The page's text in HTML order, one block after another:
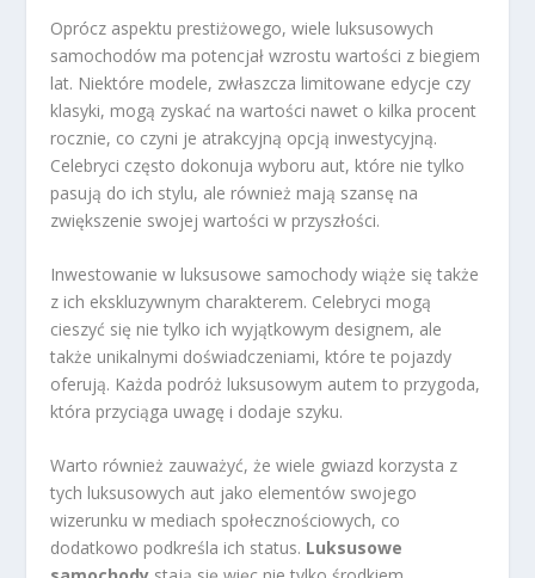
Oprócz aspektu prestiżowego, wiele luksusowych
samochodów ma potencjał wzrostu wartości z biegiem
lat. Niektóre modele, zwłaszcza limitowane edycje czy
klasyki, mogą zyskać na wartości nawet o kilka procent
rocznie, co czyni je atrakcyjną opcją inwestycyjną.
Celebryci często dokonuja wyboru aut, które nie tylko
pasują do ich stylu, ale również mają szansę na
zwiększenie swojej wartości w przyszłości.
Inwestowanie w luksusowe samochody wiąże się także
z ich ekskluzywnym charakterem. Celebryci mogą
cieszyć się nie tylko ich wyjątkowym designem, ale
także unikalnymi doświadczeniami, które te pojazdy
oferują. Każda podróż luksusowym autem to przygoda,
która przyciąga uwagę i dodaje szyku.
Warto również zauważyć, że wiele gwiazd korzysta z
tych luksusowych aut jako elementów swojego
wizerunku w mediach społecznościowych, co
dodatkowo podkreśla ich status. Luksusowe